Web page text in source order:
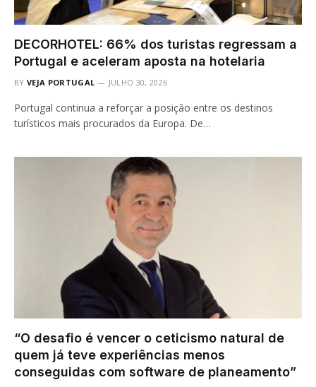
DECORHOTEL: 66% dos turistas regressam a
Portugal e aceleram aposta na hotelaria
BY VEJA PORTUGAL JULHO 30, 2026
Portugal continua a reforçar a posição entre os destinos
turísticos mais procurados da Europa. De…
“O desafio é vencer o ceticismo natural de
quem já teve experiências menos
conseguidas com software de planeamento”